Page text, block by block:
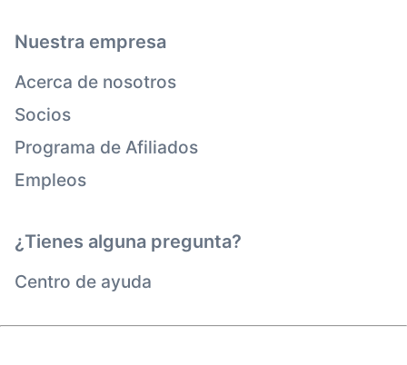
Nuestra empresa
Acerca de nosotros
Socios
Programa de Afiliados
Empleos
¿Tienes alguna pregunta?
Centro de ayuda